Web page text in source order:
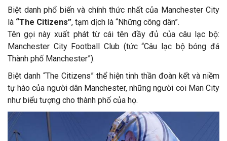
Biệt danh phổ biến và chính thức nhất của Manchester City
là “The Citizens”, tạm dịch là “Những công dân”.
Tên gọi này xuất phát từ cái tên đầy đủ của câu lạc bộ:
Manchester City Football Club (tức “Câu lạc bộ bóng đá
Thành phố Manchester”).
Biệt danh “The Citizens” thể hiện tinh thần đoàn kết và niềm
tự hào của người dân Manchester, những người coi Man City
như biểu tượng cho thành phố của họ.